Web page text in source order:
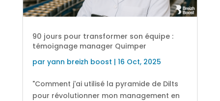
90 jours pour transformer son équipe :
témoignage manager Quimper
par yann breizh boost | 16 Oct, 2025
"Comment j'ai utilisé la pyramide de Dilts
pour révolutionner mon management en